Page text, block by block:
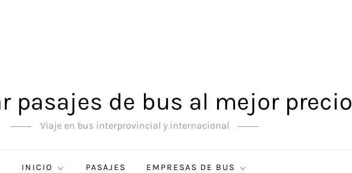
pasajes de bus al mejor precio
Viaje en bus interprovincial y internacional
INICIO PASAJES EMPRESAS DE BUS